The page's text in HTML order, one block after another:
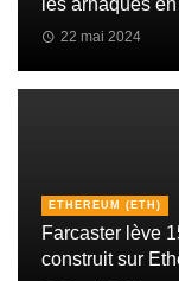
les arnaques
22 mai 2024
ETHEREUM (ETH)
Farcaster lève
construit sur